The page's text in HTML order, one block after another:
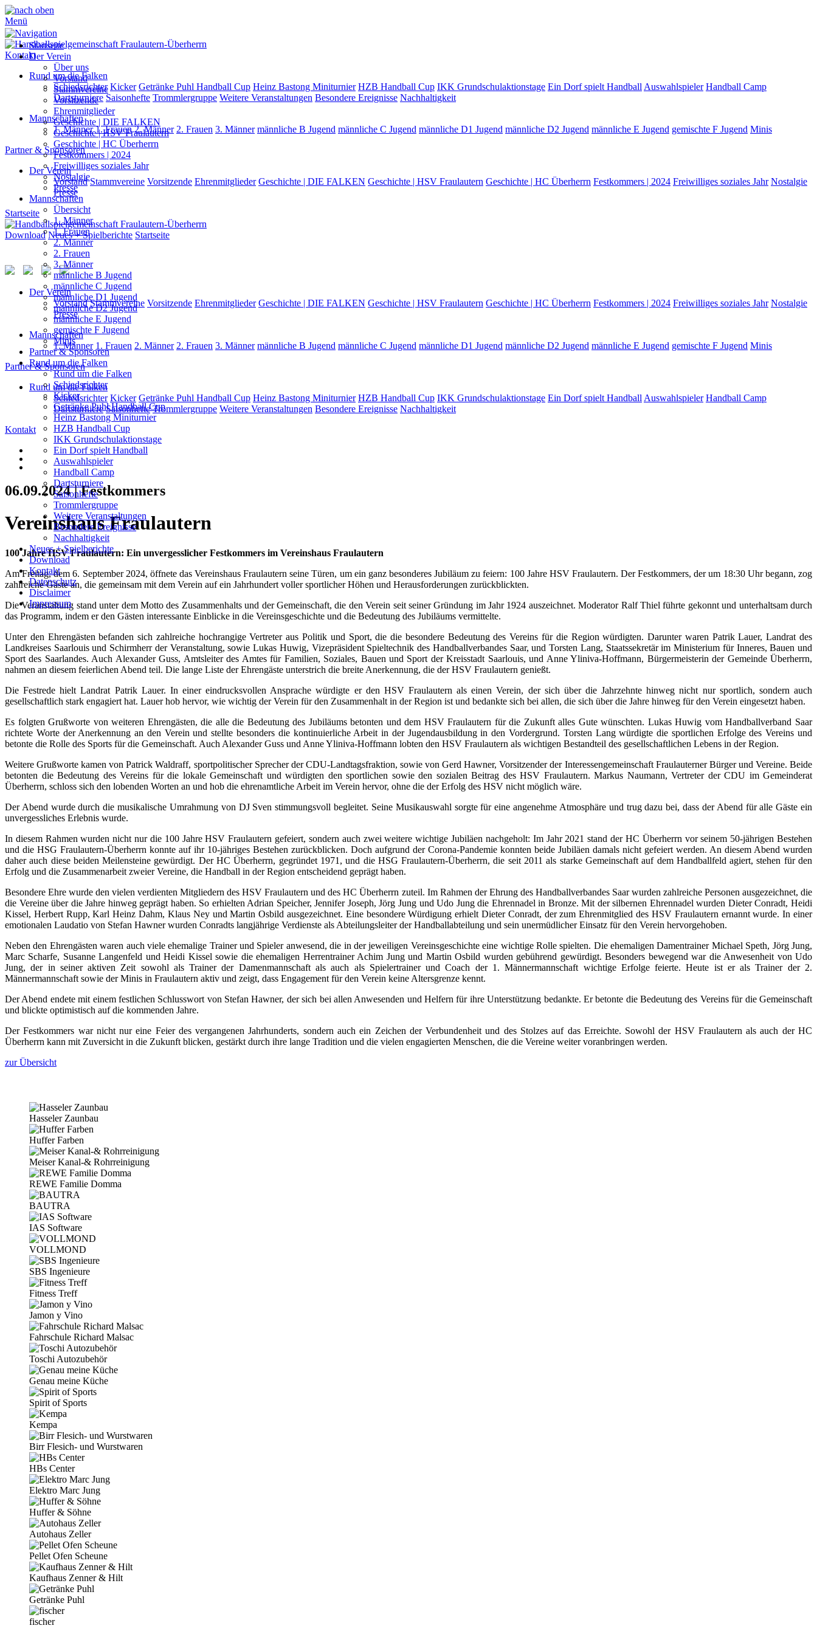
Menü
Startseite
Der Verein
Über uns
Vorstand
Stammvereine
Vorsitzende
Ehrenmitglieder
Geschichte | DIE FALKEN
Geschichte | HSV Fraulautern
Geschichte | HC Überherrn
Festkommers | 2024
Freiwilliges soziales Jahr
Nostalgie
Presse
Mannschaften
Übersicht
1. Männer
1. Frauen
2. Männer
2. Frauen
3. Männer
männliche B Jugend
männliche C Jugend
männliche D1 Jugend
männliche D2 Jugend
männliche E Jugend
gemischte F Jugend
Minis
Partner & Sponsoren
Rund um die Falken
Rund um die Falken
Schiedsrichter
Kicker
Getränke Puhl Handball Cup
Heinz Bastong Miniturnier
HZB Handball Cup
IKK Grundschulaktionstage
Ein Dorf spielt Handball
Auswahlspieler
Handball Camp
Dartsturniere
Saisonhefte
Trommlergruppe
Weitere Veranstaltungen
Besondere Ereignisse
Nachhaltigkeit
Neues + Spielberichte
Download
Kontakt
Datenschutz
Disclaimer
Impressum
Kontakt
Rund um die Falken
Schiedsrichter Kicker Getränke Puhl Handball Cup Heinz Bastong Miniturnier HZB Handball Cup IKK Grundschulaktionstage Ein Dorf spielt Handball Auswahlspieler Handball Camp
Dartsturniere Saisonhefte Trommlergruppe Weitere Veranstaltungen Besondere Ereignisse Nachhaltigkeit
Mannschaften
1. Männer 1. Frauen 2. Männer 2. Frauen 3. Männer männliche B Jugend männliche C Jugend männliche D1 Jugend männliche D2 Jugend männliche E Jugend gemischte F Jugend Minis
Partner & Sponsoren
Der Verein
Vorstand Stammvereine Vorsitzende Ehrenmitglieder Geschichte | DIE FALKEN Geschichte | HSV Fraulautern Geschichte | HC Überherrn Festkommers | 2024 Freiwilliges soziales Jahr Nostalgie
Presse
Startseite
Download Neues + Spielberichte Startseite
Der Verein
Vorstand Stammvereine Vorsitzende Ehrenmitglieder Geschichte | DIE FALKEN Geschichte | HSV Fraulautern Geschichte | HC Überherrn Festkommers | 2024 Freiwilliges soziales Jahr Nostalgie
Presse
Mannschaften
1. Männer 1. Frauen 2. Männer 2. Frauen 3. Männer männliche B Jugend männliche C Jugend männliche D1 Jugend männliche D2 Jugend männliche E Jugend gemischte F Jugend Minis
Partner & Sponsoren
Rund um die Falken
Schiedsrichter Kicker Getränke Puhl Handball Cup Heinz Bastong Miniturnier HZB Handball Cup IKK Grundschulaktionstage Ein Dorf spielt Handball Auswahlspieler Handball Camp
Dartsturniere Saisonhefte Trommlergruppe Weitere Veranstaltungen Besondere Ereignisse Nachhaltigkeit
Kontakt
06.09.2024 | Festkommers
Vereinshaus Fraulautern
100 Jahre HSV Fraulautern: Ein unvergesslicher Festkommers im Vereinshaus Fraulautern
Am Freitag, dem 6. September 2024, öffnete das Vereinshaus Fraulautern seine Türen, um ein ganz besonderes Jubiläum zu feiern: 100 Jahre HSV Fraulautern. Der Festkommers, der um 18:30 Uhr begann, zog
zahlreiche Gäste an, die gemeinsam mit dem Verein auf ein Jahrhundert voller sportlicher Höhen und Herausforderungen zurückblickten.
Die Veranstaltung stand unter dem Motto des Zusammenhalts und der Gemeinschaft, die den Verein seit seiner Gründung im Jahr 1924 auszeichnet. Moderator Ralf Thiel führte gekonnt und unterhaltsam durch
das Programm, indem er den Gästen interessante Einblicke in die Vereinsgeschichte und die Bedeutung des Jubiläums vermittelte.
Unter den Ehrengästen befanden sich zahlreiche hochrangige Vertreter aus Politik und Sport, die die besondere Bedeutung des Vereins für die Region würdigten. Darunter waren Patrik Lauer, Landrat des
Landkreises Saarlouis und Schirmherr der Veranstaltung, sowie Lukas Huwig, Vizepräsident Spieltechnik des Handballverbandes Saar, und Torsten Lang, Staatssekretär im Ministerium für Inneres, Bauen und
Sport des Saarlandes. Auch Alexander Guss, Amtsleiter des Amtes für Familien, Soziales, Bauen und Sport der Kreisstadt Saarlouis, und Anne Yliniva-Hoffmann, Bürgermeisterin der Gemeinde Überherrn,
nahmen an diesem feierlichen Abend teil. Die lange Liste der Ehrengäste unterstrich die breite Anerkennung, die der HSV Fraulautern genießt.
Die Festrede hielt Landrat Patrik Lauer. In einer eindrucksvollen Ansprache würdigte er den HSV Fraulautern als einen Verein, der sich über die Jahrzehnte hinweg nicht nur sportlich, sondern auch
gesellschaftlich stark engagiert hat. Lauer hob hervor, wie wichtig der Verein für den Zusammenhalt in der Region ist und bedankte sich bei allen, die sich über die Jahre hinweg für den Verein eingesetzt haben.
Es folgten Grußworte von weiteren Ehrengästen, die alle die Bedeutung des Jubiläums betonten und dem HSV Fraulautern für die Zukunft alles Gute wünschten. Lukas Huwig vom Handballverband Saar
richtete Worte der Anerkennung an den Verein und stellte besonders die kontinuierliche Arbeit in der Jugendausbildung in den Vordergrund. Torsten Lang würdigte die sportlichen Erfolge des Vereins und
betonte die Rolle des Sports für die Gemeinschaft. Auch Alexander Guss und Anne Yliniva-Hoffmann lobten den HSV Fraulautern als wichtigen Bestandteil des gesellschaftlichen Lebens in der Region.
Weitere Grußworte kamen von Patrick Waldraff, sportpolitischer Sprecher der CDU-Landtagsfraktion, sowie von Gerd Hawner, Vorsitzender der Interessengemeinschaft Fraulauterner Bürger und Vereine. Beide
betonten die Bedeutung des Vereins für die lokale Gemeinschaft und würdigten den sportlichen sowie den sozialen Beitrag des HSV Fraulautern. Markus Naumann, Vertreter der CDU im Gemeinderat
Überherrn, schloss sich den lobenden Worten an und hob die ehrenamtliche Arbeit im Verein hervor, ohne die der Erfolg des HSV nicht möglich wäre.
Der Abend wurde durch die musikalische Umrahmung von DJ Sven stimmungsvoll begleitet. Seine Musikauswahl sorgte für eine angenehme Atmosphäre und trug dazu bei, dass der Abend für alle Gäste ein
unvergessliches Erlebnis wurde.
In diesem Rahmen wurden nicht nur die 100 Jahre HSV Fraulautern gefeiert, sondern auch zwei weitere wichtige Jubiläen nachgeholt: Im Jahr 2021 stand der HC Überherrn vor seinem 50-jährigen Bestehen
und die HSG Fraulautern-Überherrn konnte auf ihr 10-jähriges Bestehen zurückblicken. Doch aufgrund der Corona-Pandemie konnten beide Jubiläen damals nicht gefeiert werden. An diesem Abend wurden
daher auch diese beiden Meilensteine gewürdigt. Der HC Überherrn, gegründet 1971, und die HSG Fraulautern-Überherrn, die seit 2011 als starke Gemeinschaft auf dem Handballfeld agiert, stehen für den
Erfolg und die Zusammenarbeit zweier Vereine, die Handball in der Region entscheidend geprägt haben.
Besondere Ehre wurde den vielen verdienten Mitgliedern des HSV Fraulautern und des HC Überherrn zuteil. Im Rahmen der Ehrung des Handballverbandes Saar wurden zahlreiche Personen ausgezeichnet, die
die Vereine über die Jahre hinweg geprägt haben. So erhielten Adrian Speicher, Jennifer Joseph, Jörg Jung und Udo Jung die Ehrennadel in Bronze. Mit der silbernen Ehrennadel wurden Dieter Conradt, Heidi
Kissel, Herbert Rupp, Karl Heinz Dahm, Klaus Ney und Martin Osbild ausgezeichnet. Eine besondere Würdigung erhielt Dieter Conradt, der zum Ehrenmitglied des HSV Fraulautern ernannt wurde. In einer
emotionalen Laudatio von Stefan Hawner wurden Conradts langjährige Verdienste als Abteilungsleiter der Handballabteilung und sein unermüdlicher Einsatz für den Verein hervorgehoben.
Neben den Ehrengästen waren auch viele ehemalige Trainer und Spieler anwesend, die in der jeweiligen Vereinsgeschichte eine wichtige Rolle spielten. Die ehemaligen Damentrainer Michael Speth, Jörg Jung,
Marc Scharfe, Susanne Langenfeld und Heidi Kissel sowie die ehemaligen Herrentrainer Achim Jung und Martin Osbild wurden gebührend gewürdigt. Besonders bewegend war die Anwesenheit von Udo
Jung, der in seiner aktiven Zeit sowohl als Trainer der Damenmannschaft als auch als Spielertrainer und Coach der 1. Männermannschaft wichtige Erfolge feierte. Heute ist er als Trainer der 2.
Männermannschaft sowie der Minis in Fraulautern aktiv und zeigt, dass Engagement für den Verein keine Altersgrenze kennt.
Der Abend endete mit einem festlichen Schlusswort von Stefan Hawner, der sich bei allen Anwesenden und Helfern für ihre Unterstützung bedankte. Er betonte die Bedeutung des Vereins für die Gemeinschaft
und blickte optimistisch auf die kommenden Jahre.
Der Festkommers war nicht nur eine Feier des vergangenen Jahrhunderts, sondern auch ein Zeichen der Verbundenheit und des Stolzes auf das Erreichte. Sowohl der HSV Fraulautern als auch der HC
Überherrn kann mit Zuversicht in die Zukunft blicken, gestärkt durch ihre lange Tradition und die vielen engagierten Menschen, die die Vereine weiter voranbringen werden.
zur Übersicht
Hasseler Zaunbau
Huffer Farben
Meiser Kanal-& Rohrreinigung
REWE Familie Domma
BAUTRA
IAS Software
VOLLMOND
SBS Ingenieure
Fitness Treff
Jamon y Vino
Fahrschule Richard Malsac
Toschi Autozubehör
Genau meine Küche
Spirit of Sports
Kempa
Birr Flesich- und Wurstwaren
HBs Center
Elektro Marc Jung
Huffer & Söhne
Autohaus Zeller
Pellet Ofen Scheune
Kaufhaus Zenner & Hilt
Getränke Puhl
fischer